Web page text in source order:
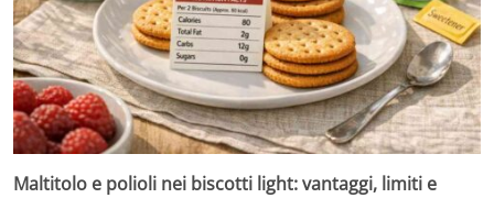
Maltitolo e polioli nei biscotti light: vantaggi, limiti e